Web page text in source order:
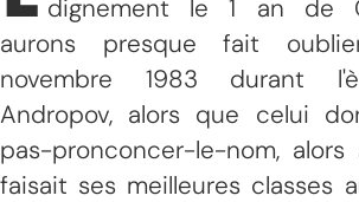
dignement le 1 an de
aurons presque fait
novembre 1983 durant
Andropov, alors que celui
pas-pronconcer-le-nom, alors
faisait ses meilleures classes